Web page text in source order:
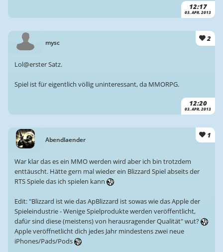
12:17
03. APR. 2013
mysc 2
12:20
03. APR. 2013
Lol@erster Satz.
Spiel ist für eigentlich völlig uninteressant, da MMORPG.
Abendlaender
1
War klar das es ein MMO werden wird aber ich bin trotzdem
enttäuscht. Hätte gern mal wieder ein Blizzard Spiel abseits der
RTS Spiele das ich spielen kann
Edit: "Blizzard ist wie das ApBlizzard ist sowas wie das Apple der
Spieleindustrie - Wenige Spielprodukte werden veröffentlicht,
dafür sind diese (meistens) von herausragender Qualität" wut?
Apple veröffnetlicht dich jedes Jahr mindestens zwei neue
iPhones/Pads/Pods